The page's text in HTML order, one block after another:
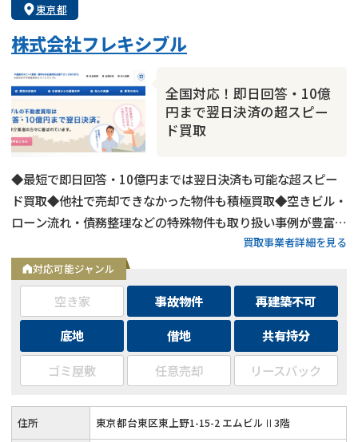
東京都
株式会社フレキシブル
全国対応！即日回答・10億
円まで翌日決済の超スピー
ド買取
◆最短で即日回答・10億円までは翌日決済も可能な超スピー
ド買取◆他社で売却できなかった物件も積極買取◆空きビル・
ローン流れ・債務整理などの特殊物件も取り扱い事例が豊富◆
買取事業者詳細を見る
対応可能ジャンル
空き家 事故物件
再建築不可
底地
借地
共有持分
ゴミ屋敷
任意売却 リースバック
住所 東京都台東区東上野1-15-2 エムビルⅡ3階
共有持分 の売却でお悩みならこちら
営業時間外 （メール問合せなら24時間受付）
0120-543-357 メール